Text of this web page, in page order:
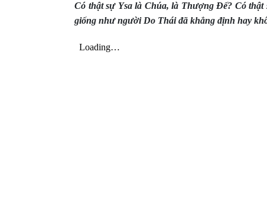
Có thật sự Ysa là Chúa, là Thượng Đế? Có thật
giống như người Do Thái đã khẳng định hay